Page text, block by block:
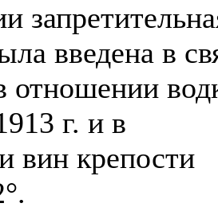
введена в
отношении
г. и в
вин крепости